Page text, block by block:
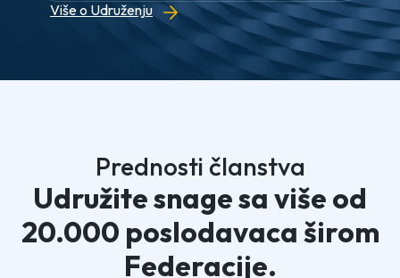
Više o Udruženju
Prednosti članstva
Udružite snage sa više od
20.000 poslodavaca širom
Federacije.